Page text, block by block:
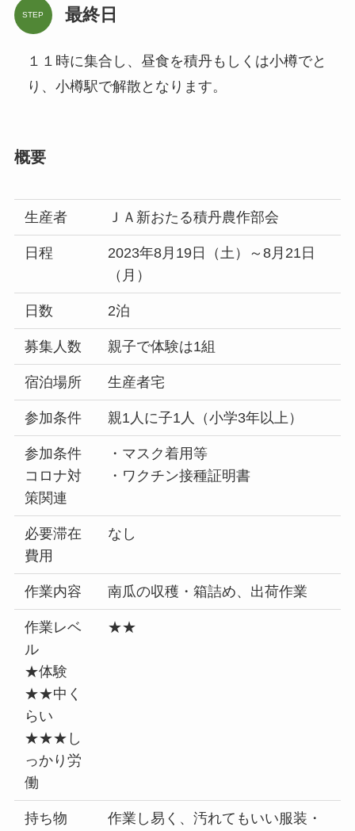
STEP 最終日
１１時に集合し、昼食を積丹もしくは小樽でと
り、小樽駅で解散となります。
概要
生産者 ＪＡ新おたる積丹農作部会
日程
2023年8月19日（土）～8月21日
（月）
日数 2泊
募集人数 親子で体験は1組
宿泊場所 生産者宅
参加条件 親1人に子1人（小学3年以上）
参加条件
コロナ対
策関連
・マスク着用等
・ワクチン接種証明書
必要滞在
費用
なし
作業内容 南瓜の収穫・箱詰め、出荷作業
作業レベ
ル
★体験
★★中く
らい
★★★し
っかり労
働
★★
持ち物
作業し易く、汚れてもいい服装・